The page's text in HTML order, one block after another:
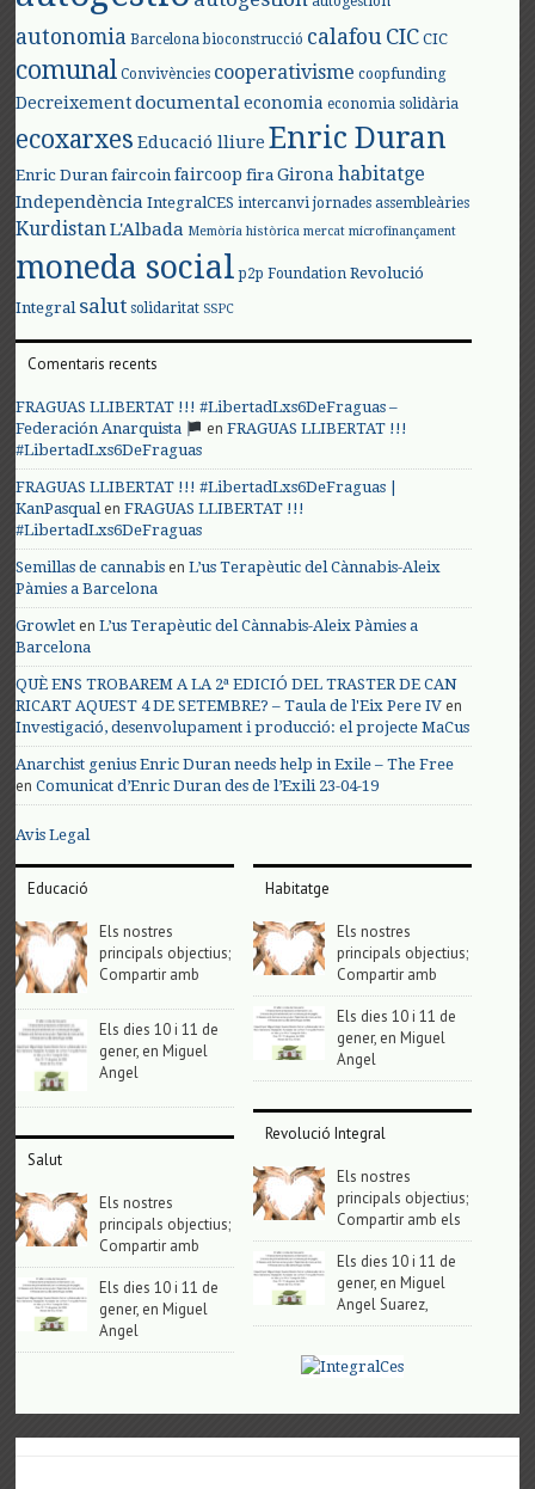
autonomia Barcelona bioconstrucció calafouCIC CIC
comunal Convivències cooperativisme coopfunding
Decreixement documental economia economia solidària
ecoxarxes Educació lliure Enric Duran
Enric Duran faircoin faircoop fira Girona habitatge
Independència IntegralCES intercanvi jornades assembleàries
KurdistanL'Albada Memòria històrica mercat microfinançament
moneda social p2p Foundation Revolució
Integral salut solidaritat SSPC
Comentaris recents
FRAGUAS LLIBERTAT !!! #LibertadLxs6DeFraguas –
Federación Anarquista
enFRAGUAS LLIBERTAT !!!
#LibertadLxs6DeFraguas
FRAGUAS LLIBERTAT !!! #LibertadLxs6DeFraguas |
KanPasqualenFRAGUAS LLIBERTAT !!!
#LibertadLxs6DeFraguas
Semillas de cannabis enL’us Terapèutic del Cànnabis-Aleix
Pàmies a Barcelona
Growlet enL’us Terapèutic del Cànnabis-Aleix Pàmies a
Barcelona
QUÈ ENS TROBAREM A LA 2ª EDICIÓ DEL TRASTER DE CAN
RICART AQUEST 4 DE SETEMBRE? – Taula de l'Eix Pere IV en
Investigació, desenvolupament i producció: el projecte MaCus
Anarchist genius Enric Duran needs help in Exile – The Free
enComunicat d’Enric Duran des de l’Exili 23-04-19
Avis Legal
Educació
Els nostres
principals objectius;
Compartir amb
Els dies 10 i 11 de
gener, en Miguel
Angel
Salut
Els nostres
principals objectius;
Compartir amb
Els dies 10 i 11 de
gener, en Miguel
Angel
Habitatge
Els nostres
principals objectius;
Compartir amb
Els dies 10 i 11 de
gener, en Miguel
Angel
Revolució Integral
Els nostres
principals objectius;
Compartir amb els
Els dies 10 i 11 de
gener, en Miguel
Angel Suarez,